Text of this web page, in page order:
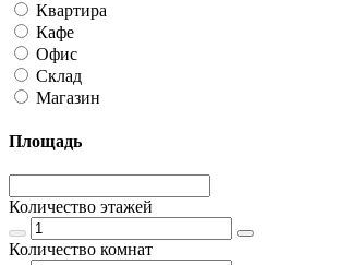
Квартира
Кафе
Офис
Склад
Магазин
Площадь
Количество этажей
Количество комнат